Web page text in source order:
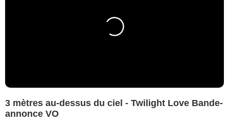
3 mètres au-dessus du ciel - Twilight Love Bande-
annonce VO